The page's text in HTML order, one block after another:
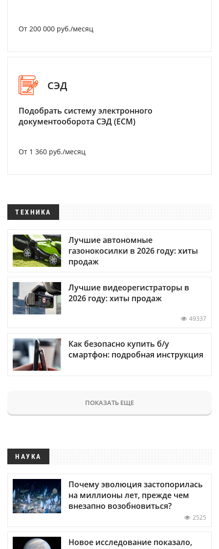
От 200 000 руб./месяц
СЭД
Подобрать систему электронного
документооборота СЭД (ECM)
От 1 360 руб./месяц
ТЕХНИКА
Лучшие автономные
газонокосилки в 2026 году: хиты
продаж
Лучшие видеорегистраторы в
2026 году: хиты продаж
49337
Как безопасно купить б/у
смартфон: подробная инструкция
ПОКАЗАТЬ ЕЩЕ
НАУКА
Почему эволюция застопорилась
на миллионы лет, прежде чем
внезапно возобновиться?
2525
Новое исследование показало,